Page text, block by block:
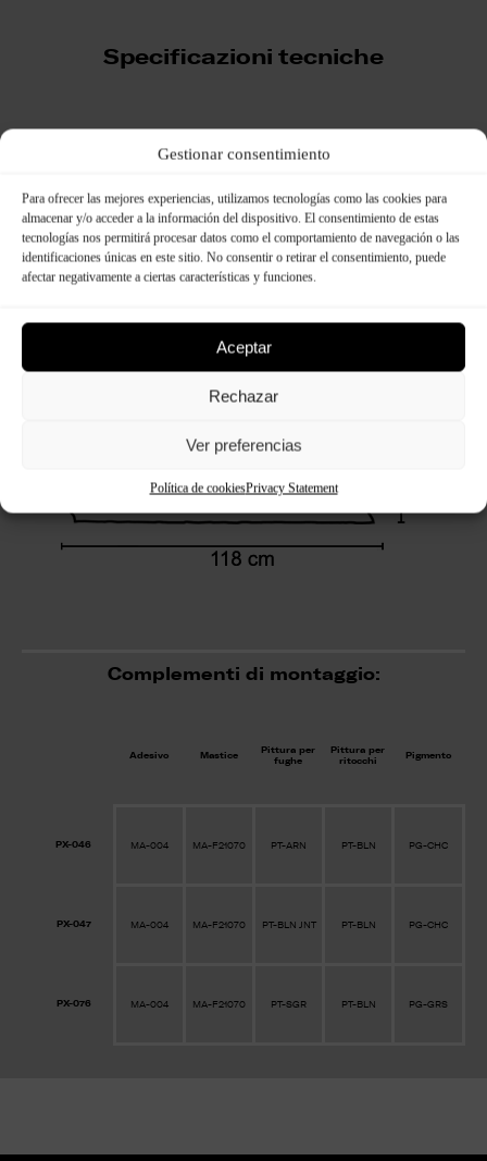
Gestionar consentimiento
Para ofrecer las mejores experiencias, utilizamos tecnologías como las cookies para
almacenar y/o acceder a la información del dispositivo. El consentimiento de estas
tecnologías nos permitirá procesar datos como el comportamiento de navegación o las
identificaciones únicas en este sitio. No consentir o retirar el consentimiento, puede
afectar negativamente a ciertas características y funciones.
Aceptar
Rechazar
Ver preferencias
Política de cookiesPrivacy Statement
Specificazioni tecniche
Complementi di montaggio:
Adesivo Mastice
Pittura per
fughe
Pittura per
ritocchi
Pigmento
PX-046 MA-004 MA-F21070 PT-ARN PT-BLN PG-CHC
PX-047 MA-004 MA-F21070 PT-BLN JNT PT-BLN PG-CHC
PX-076 MA-004 MA-F21070 PT-SGR PT-BLN PG-GRS